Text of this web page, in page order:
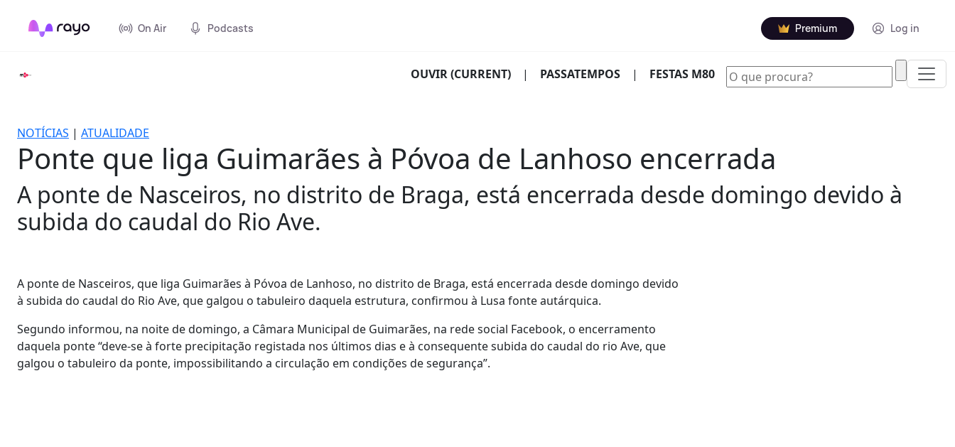
On Air Podcasts Premium Log in
OUVIR(CURRENT) | PASSATEMPOS | FESTAS M80
NOTÍCIAS | ATUALIDADE
Ponte que liga Guimarães à Póvoa de Lanhoso encerrada
A ponte de Nasceiros, no distrito de Braga, está encerrada desde domingo devido à
subida do caudal do Rio Ave.
A ponte de Nasceiros, que liga Guimarães à Póvoa de Lanhoso, no distrito de Braga, está encerrada desde domingo devido
à subida do caudal do Rio Ave, que galgou o tabuleiro daquela estrutura, confirmou à Lusa fonte autárquica.
Segundo informou, na noite de domingo, a Câmara Municipal de Guimarães, na rede social Facebook, o encerramento
daquela ponte “deve-se à forte precipitação registada nos últimos dias e à consequente subida do caudal do rio Ave, que
galgou o tabuleiro da ponte, impossibilitando a circulação em condições de segurança”.